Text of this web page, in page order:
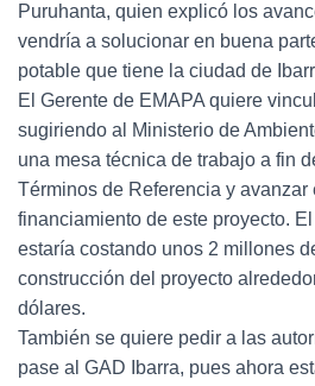
Puruhanta, quien explicó los
vendría a solucionar en buena
potable que tiene la ciudad de
El Gerente de EMAPA quiere
sugiriendo al Ministerio de
una mesa técnica de trabajo a fin
Términos de Referencia y avanzar
financiamiento de este proyecto.
estaría costando unos 2 millones
construcción del proyecto
dólares.
También se quiere pedir a las
pase al GAD Ibarra, pues ahora